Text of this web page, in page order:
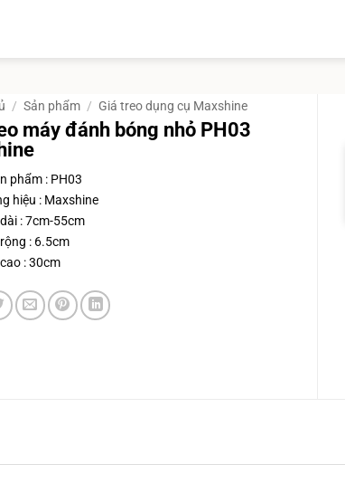
/ Sản phẩm / Giá treo dụng cụ Maxshine
máy đánh bóng nhỏ PH03
phẩm : PH03
hiệu : Maxshine
: 7cm-55cm
: 6.5cm
: 30cm